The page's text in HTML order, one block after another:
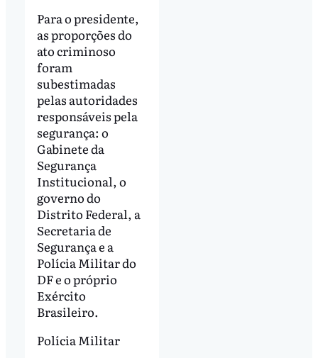
Para o presidente,
as proporções do
ato criminoso
foram
subestimadas
pelas autoridades
responsáveis pela
segurança: o
Gabinete da
Segurança
Institucional, o
governo do
Distrito Federal, a
Secretaria de
Segurança e a
Polícia Militar do
DF e o próprio
Exército
Brasileiro.
Polícia Militar